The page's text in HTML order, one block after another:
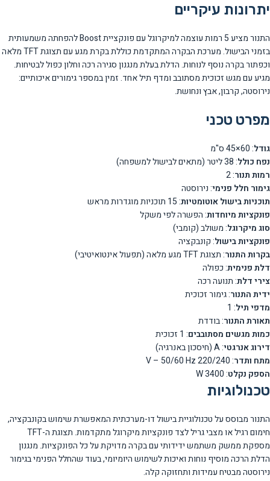
יתרונות עיקריים
התנור מציע 5 רמות עוצמה למיקרוגל עם פונקציית Boost להפחתה משמעותית
בזמני הבישול. מערכת הבקרה המתקדמת כוללת בקרת מגע עם תצוגת TFT מלאה
וכפתור בקרה נוסף לנוחות. הדלת בעלת מנגנון סגירה רכה וחלון כפול לבטיחות.
מגיע עם מגש זכוכית מסתובב ומדף תיל אחד. זמין במספר גימורים איכותיים:
נירוסטה, קרבון, אבץ ונחושת.
מפרט טכני
גודל: 60×45 ס"מ
נפח כולל: 38 ליטר (מתאים לבישול למשפחה)
רמות תנור: 2
גימור חלל פנימי: נירוסטה
תוכניות בישול אוטומטיות: 15 תוכניות מוגדרות מראש
פונקציות מיוחדות: הפשרה לפי משקל
סוג מיקרוגל: משולב (קומבי)
פונקציות בישול: קונבקציה
בקרות התנור: תצוגת TFT מגע מלאה (תפעול אינטואיטיבי)
דלת פנימית: כפולה
צירי דלת: תנועה רכה
ידית התנור: גימור זכוכית
מדפי תיל: 1
תאורת התנור: בודדת
כמות מגשים מסתובבים: 1 זכוכית
דירוג אנרגטי: A (חיסכון באנרגיה)
מתח ותדר: 220/240 V – 50/60 Hz
הספק נקלט: 3400 W
טכנולוגיות
התנור מבוסס על טכנולוגיית בישול דו-מערכתית המאפשרת שימוש בקונבקציה,
חימום רגיל או מצבי גריל לצד פונקציות מיקרוגל מתקדמות. תצוגת ה-TFT
מספקת ממשק משתמש ידידותי עם בקרה מדויקת על כל הפונקציות. מנגנון
הדלת הרכה מוסיף נוחות ואיכות לשימוש היומיומי, בעוד שהחלל הפנימי בגימור
נירוסטה מבטיח עמידות ותחזוקה קלה.